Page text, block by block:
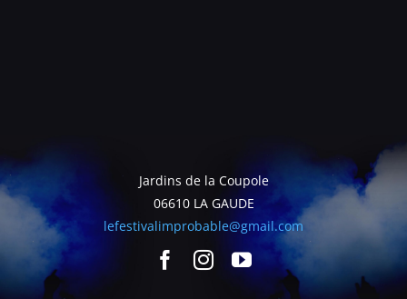
Jardins de la Coupole
06610 LA GAUDE
lefestivalimprobable@gmail.com